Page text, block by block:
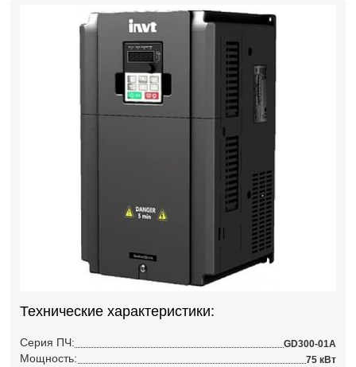
Технические характеристики:
Серия ПЧ: GD300-01A
Мощность: 75 кВт